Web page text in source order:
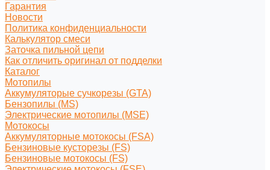
Гарантия
Новости
Политика конфиденциальности
Калькулятор смеси
Заточка пильной цепи
Как отличить оригинал от подделки
Каталог
Мотопилы
Аккумуляторые сучкорезы (GTA)
Бензопилы (MS)
Электрические мотопилы (MSE)
Мотокосы
Аккумуляторные мотокосы (FSA)
Бензиновые кусторезы (FS)
Бензиновые мотокосы (FS)